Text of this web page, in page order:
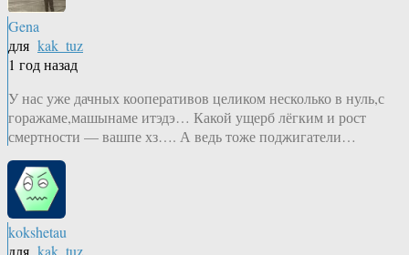
Gena
для kak_tuz
1 год назад
У нас уже дачных кооперативов целиком несколько в нуль,с
горажаме,машынаме итэдэ… Какой ущерб лёгким и рост
смертности — вашпе хз…. А ведь тоже поджигатели…
kokshetau